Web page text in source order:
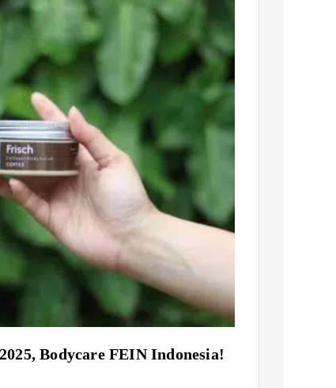
Bodycare FEIN Indonesia!